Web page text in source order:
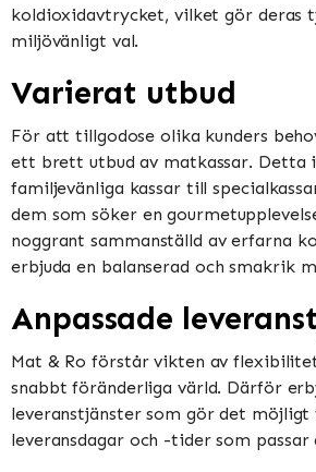
koldioxidavtrycket, vilket gör deras
miljövänligt val.
Varierat utbud
För att tillgodose olika kunders
ett brett utbud av matkassar. Detta
familjevänliga kassar till
dem som söker en
noggrant sammanställd av erfarna
erbjuda en balanserad och smakrik
Anpassade
Mat & Ro förstår vikten av
snabbt föränderliga värld. Därför
leveranstjänster som gör det
leveransdagar och -tider som passar